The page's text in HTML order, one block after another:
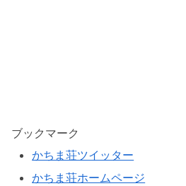
ブックマーク
かちま荘ツイッター
かちま荘ホームページ